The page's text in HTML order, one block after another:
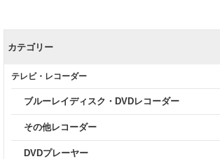
カテゴリー
テレビ・レコーダー
ブルーレイディスク・DVDレコーダー
その他レコーダー
DVDプレーヤー